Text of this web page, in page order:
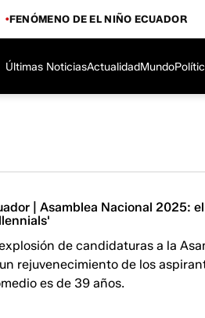
FENÓMENO DE EL NIÑO ECUADOR
Últimas NoticiasActualidadMundo
| Asamblea Nacional 2025:
de candidaturas a la
rejuvenecimiento de los
es de 39 años.